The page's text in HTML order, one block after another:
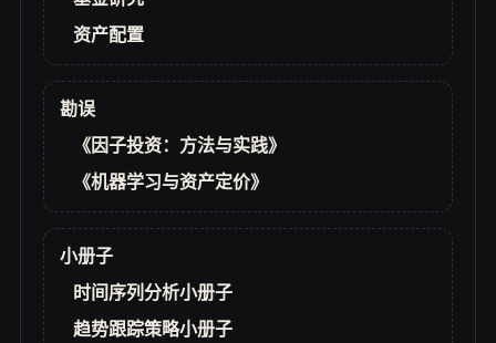
资产配置
勘误
《因子投资：方法与实践》
《机器学习与资产定价》
小册子
时间序列分析小册子
趋势跟踪策略小册子